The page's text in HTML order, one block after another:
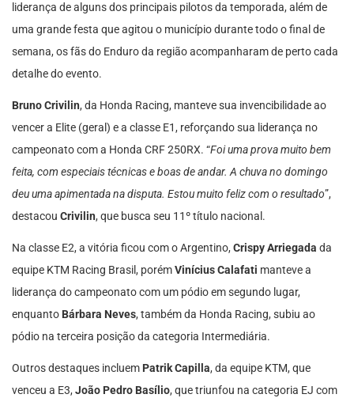
liderança de alguns dos principais pilotos da temporada, além de
uma grande festa que agitou o município durante todo o final de
semana, os fãs do Enduro da região acompanharam de perto cada
detalhe do evento.
Bruno Crivilin, da Honda Racing, manteve sua invencibilidade ao
vencer a Elite (geral) e a classe E1, reforçando sua liderança no
campeonato com a Honda CRF 250RX. “Foi uma prova muito bem
feita, com especiais técnicas e boas de andar. A chuva no domingo
deu uma apimentada na disputa. Estou muito feliz com o resultado”,
destacou Crivilin, que busca seu 11º título nacional.
Na classe E2, a vitória ficou com o Argentino, Crispy Arriegada da
equipe KTM Racing Brasil, porémVinícius Calafati manteve a
liderança do campeonato com um pódio em segundo lugar,
enquanto Bárbara Neves, também da Honda Racing, subiu ao
pódio na terceira posição da categoria Intermediária.
Outros destaques incluem Patrik Capilla, da equipe KTM, que
venceu a E3, João Pedro Basílio, que triunfou na categoria EJ com